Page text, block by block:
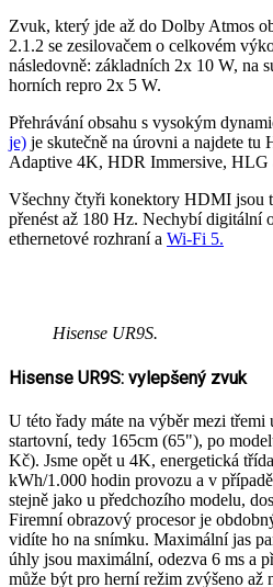
Zvuk, který jde až do Dolby Atmos
2.1.2 se zesilovačem o celkovém
následovně: základních 2x 10 W, na
horních repro 2x 5 W.
Přehrávání obsahu s vysokým
je) je skutečně na úrovni a najdete
Adaptive 4K, HDR Immersive,
Všechny čtyři konektory HDMI jsou
přenést až 180 Hz. Nechybí digitální
ethernetové rozhraní a Wi-Fi 5.
Hisense UR9S.
Hisense UR9S: vylepšený zvuk
U této řady máte na výběr mezi třemi
startovní, tedy 165cm (65"), po
Kč). Jsme opět u 4K, energetická
kWh/1.000 hodin provozu a v případě
stejně jako u předchozího modelu,
Firemní obrazový procesor je
vidíte ho na snímku. Maximální jas
úhly jsou maximální, odezva 6 ms a
může být pro herní režim zvýšeno až